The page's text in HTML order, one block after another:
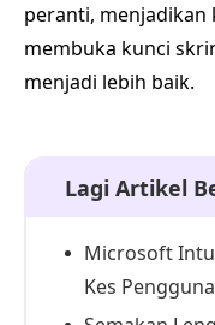
peranti, menjadikan
membuka kunci
menjadi lebih baik.
Lagi Artikel
Microsoft
Kes